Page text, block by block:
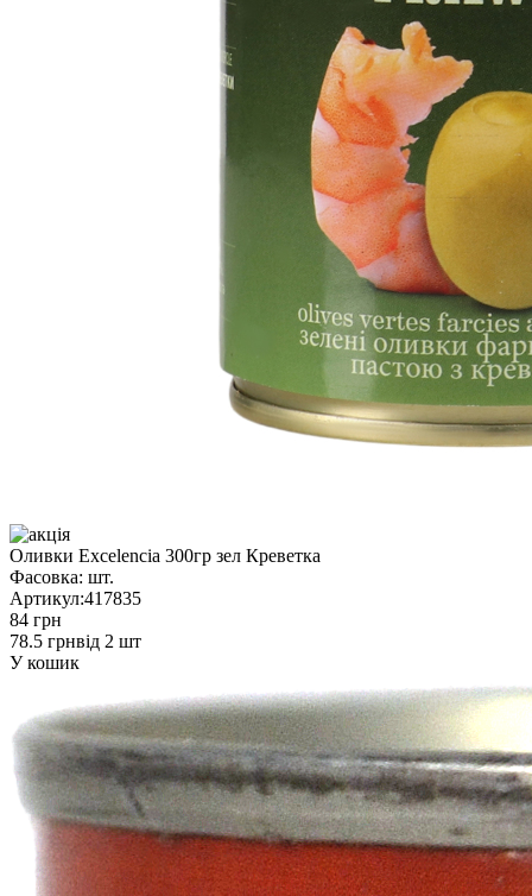
Оливки Excelencia 300гр зел Креветка
Фасовка: шт.
Артикул:417835
84 грн
78.5 грнвід 2 шт
У кошик